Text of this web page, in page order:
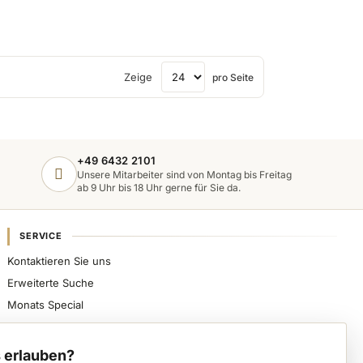
erlauben?
Zeige pro Seite
+49 6432 2101
Unsere Mitarbeiter sind von Montag bis Freitag
ab 9 Uhr bis 18 Uhr gerne für Sie da.
SERVICE
Kontaktieren Sie uns
Erweiterte Suche
Monats Special
erhalten.